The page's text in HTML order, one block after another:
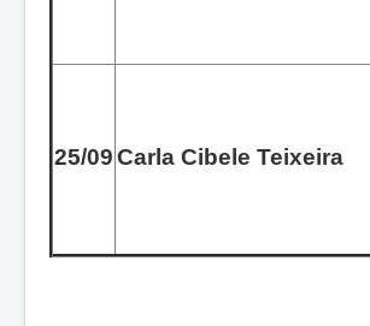
25/09Carla Cibele Teixeira